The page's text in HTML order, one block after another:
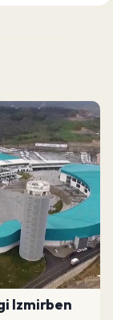
Izmirben